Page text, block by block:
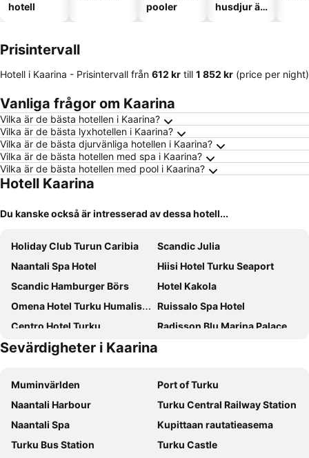
hotell
pooler
husdjur är
Prisintervall
Hotell i Kaarina - Prisintervall från ‎612 kr till ‎1 852 kr (price per night)
Vanliga frågor om Kaarina
Vilka är de bästa hotellen i Kaarina?
Vilka är de bästa lyxhotellen i Kaarina?
Vilka är de bästa djurvänliga hotellen i Kaarina?
Vilka är de bästa hotellen med spa i Kaarina?
Vilka är de bästa hotellen med pool i Kaarina?
Hotell Kaarina
Du kanske också är intresserad av dessa hotell...
Holiday Club Turun Caribia
Scandic Julia
Naantali Spa Hotel
Hiisi Hotel Turku Seaport
Scandic Hamburger Börs
Hotel Kakola
Omena Hotel Turku Humalistonkatu
Ruissalo Spa Hotel
Centro Hotel Turku
Radisson Blu Marina Palace Hotel, Turku
Scandic Plaza Turku
West Side Hotel
Scandic Go, Eerikinkatu 30
Hotelli Loimu
Hotel Harriet
Hotelli Helmi
Meri-Karina
Solo Sokos Hotel Turun Seurahuone
Hotel Kalkstrand
Sevärdigheter i Kaarina
Muminvärlden
Port of Turku
Naantali Harbour
Turku Central Railway Station
Naantali Spa
Kupittaan rautatieasema
Turku Bus Station
Turku Castle